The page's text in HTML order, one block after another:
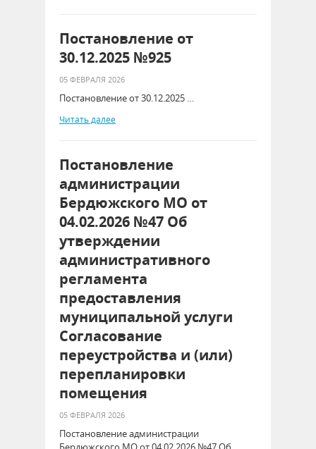
Постановление от
30.12.2025 №925
05 ФЕВРАЛЯ 2026
Постановление от 30.12.2025 …
Читать далее
Постановление
администрации
Бердюжского МО от
04.02.2026 №47 Об
утверждении
административного
регламента
предоставления
муниципальной услуги
Согласование
переустройства и (или)
перепланировки
помещения
05 ФЕВРАЛЯ 2026
Постановление администрации